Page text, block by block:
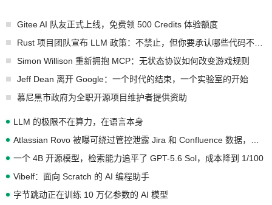
Gitee AI 队友正式上线，免费领 500 Credits 体验额度
Simon Willison 重新拥抱 MCP：无状态协议如何改变游戏规则
Jeff Dean 离开 Google：一个时代的结束，一个实验室的开始
慕尼黑市政府为全职开源项目维护者提供资助
LLM 的极限不在算力，在语言本身
一个 4B 开源模型，检索能力追平了 GPT-5.6 Sol，成本降到 1/100
Vibelf：面向 Scratch 的 AI 编程助手
字节跳动正在训练 10 万亿参数的 AI 模型